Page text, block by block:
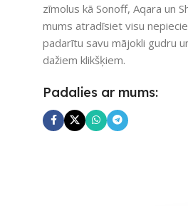
zīmolus kā Sonoff, Aqara un
mums atradīsiet visu
padarītu savu mājokli gudru
dažiem klikšķiem.
Padalies ar mums: